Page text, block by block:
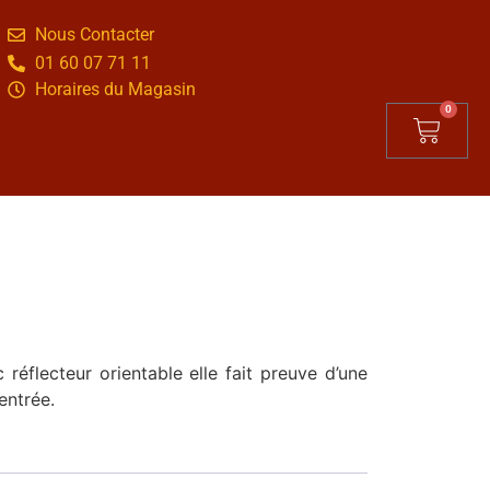
Nous Contacter
01 60 07 71 11
Horaires du Magasin
0
orientable elle fait preuve d’une